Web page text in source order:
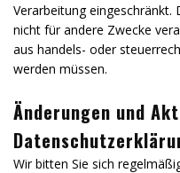
Verarbeitung eingeschränkt.
nicht für andere Zwecke
aus handels- oder
werden müssen.
Änderungen und
Wir bitten Sie sich